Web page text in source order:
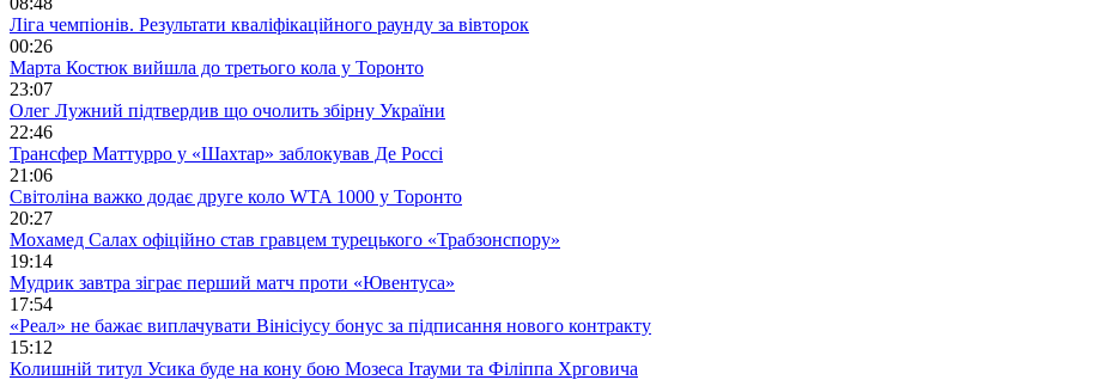
Ліга чемпіонів. Результати кваліфікаційного раунду за вівторок
00:26
Марта Костюк вийшла до третього кола у Торонто
23:07
Олег Лужний підтвердив що очолить збірну України
22:46
Трансфер Маттурро у «Шахтар» заблокував Де Россі
21:06
Світоліна важко додає друге коло WTA 1000 у Торонто
20:27
Мохамед Салах офіційно став гравцем турецького «Трабзонспору»
19:14
Мудрик завтра зіграє перший матч проти «Ювентуса»
17:54
«Реал» не бажає виплачувати Вінісіусу бонус за підписання нового контракту
15:12
Колишній титул Усика буде на кону бою Мозеса Ітауми та Філіппа Хрговича